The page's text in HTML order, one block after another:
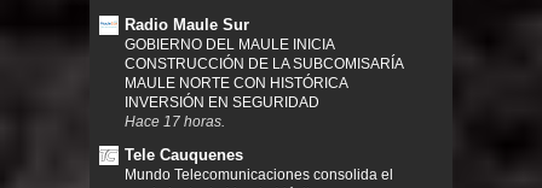
Radio Maule Sur
GOBIERNO DEL MAULE INICIA
CONSTRUCCIÓN DE LA SUBCOMISARÍA
MAULE NORTE CON HISTÓRICA
INVERSIÓN EN SEGURIDAD
Hace 17 horas.
Tele Cauquenes
Mundo Telecomunicaciones consolida el